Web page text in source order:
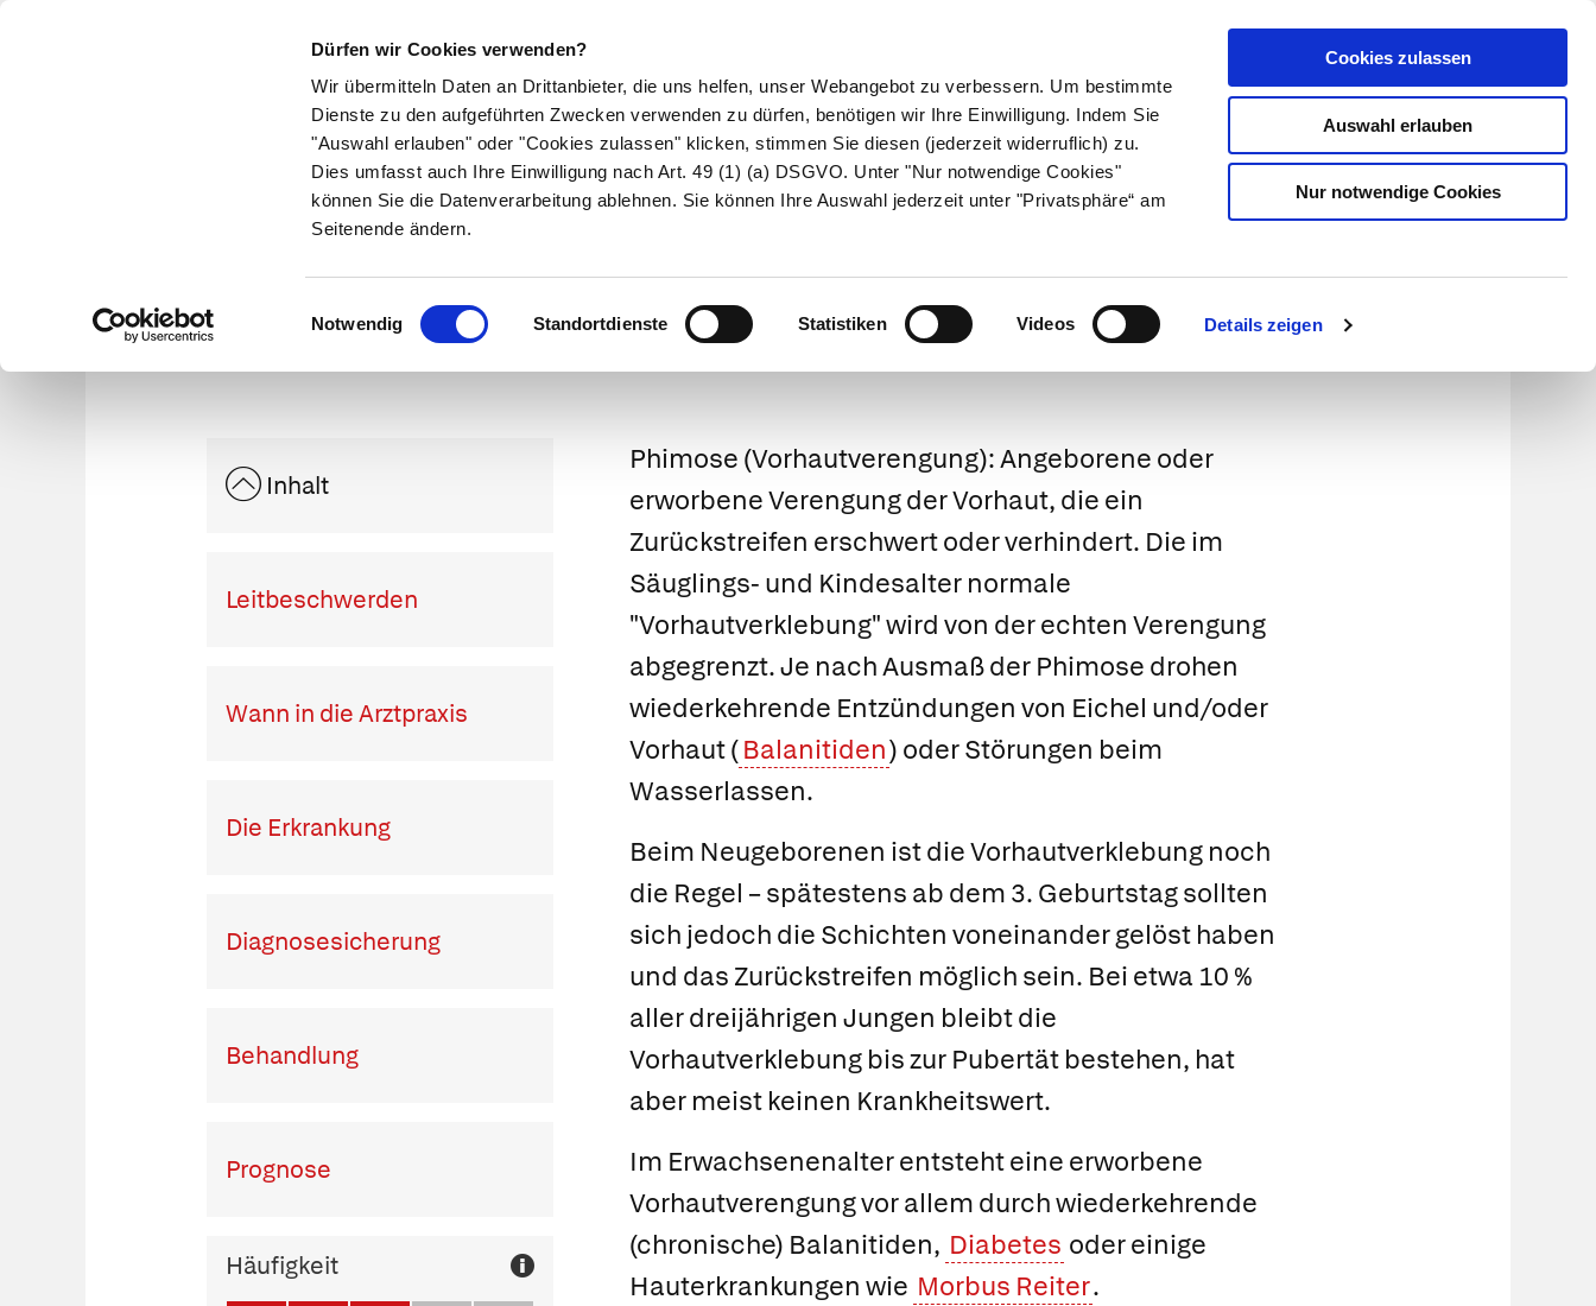
Dürfen wir Cookies verwenden?
Wir übermitteln Daten an Drittanbieter, die uns helfen, unser Webangebot zu verbessern. Um bestimmte
Dienste zu den aufgeführten Zwecken verwenden zu dürfen, benötigen wir Ihre Einwilligung. Indem Sie
"Auswahl erlauben" oder "Cookies zulassen" klicken, stimmen Sie diesen (jederzeit widerruflich) zu.
Dies umfasst auch Ihre Einwilligung nach Art. 49 (1) (a) DSGVO. Unter "Nur notwendige Cookies"
können Sie die Datenverarbeitung ablehnen. Sie können Ihre Auswahl jederzeit unter "Privatsphäre“ am
Seitenende ändern.
Einwilligungsauswahl
Notwendig Standortdienste Statistiken Videos Details zeigen
Cookies zulassen
Auswahl erlauben
Nur notwendige Cookies
Kundenlogin
Suche
Symptome Therapie Medikamente Naturheilkunde Eltern & Kind Gesund leben Über uns
Phimose
Inhalt
Leitbeschwerden
Wann in die Arztpraxis
Die Erkrankung
Diagnosesicherung
Behandlung
Prognose
Häufigkeit
Phimose (Vorhautverengung): Angeborene oder
erworbene Verengung der Vorhaut, die ein
Zurückstreifen erschwert oder verhindert. Die im
Säuglings- und Kindesalter normale
"Vorhautverklebung" wird von der echten Verengung
abgegrenzt. Je nach Ausmaß der Phimose drohen
wiederkehrende Entzündungen von Eichel und/oder
Vorhaut (Balanitiden) oder Störungen beim
Wasserlassen.
Beim Neugeborenen ist die Vorhautverklebung noch
die Regel – spätestens ab dem 3. Geburtstag sollten
sich jedoch die Schichten voneinander gelöst haben
und das Zurückstreifen möglich sein. Bei etwa 10 %
aller dreijährigen Jungen bleibt die
Vorhautverklebung bis zur Pubertät bestehen, hat
aber meist keinen Krankheitswert.
Im Erwachsenenalter entsteht eine erworbene
Vorhautverengung vor allem durch wiederkehrende
(chronische) Balanitiden, Diabetes oder einige
Hauterkrankungen wie Morbus Reiter.